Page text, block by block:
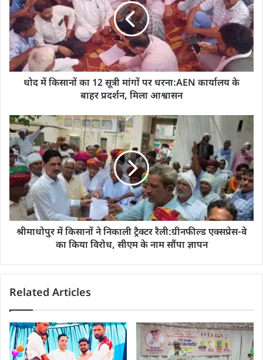
धोद में किसानों का 12 सूत्री मांगों पर धरना:AEN कार्यालय के
बाहर प्रदर्शन, मिला आश्वासन
श्रीमाधोपुर में किसानों ने निकाली ट्रैक्टर रैली:ग्रीनफील्ड एक्सप्रेस-वे
का किया विरोध, सीएम के नाम सौंपा ज्ञापन
Related Articles